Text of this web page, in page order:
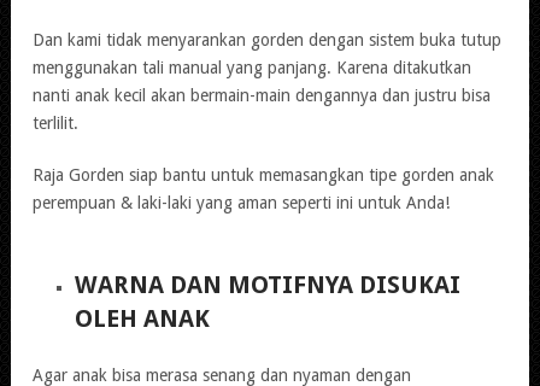
Dan kami tidak menyarankan gorden dengan sistem buka tutup
menggunakan tali manual yang panjang. Karena ditakutkan
nanti anak kecil akan bermain-main dengannya dan justru bisa
terlilit.
Raja Gorden siap bantu untuk memasangkan tipe gorden anak
perempuan & laki-laki yang aman seperti ini untuk Anda!
WARNA DAN MOTIFNYA DISUKAI
OLEH ANAK
Agar anak bisa merasa senang dan nyaman dengan